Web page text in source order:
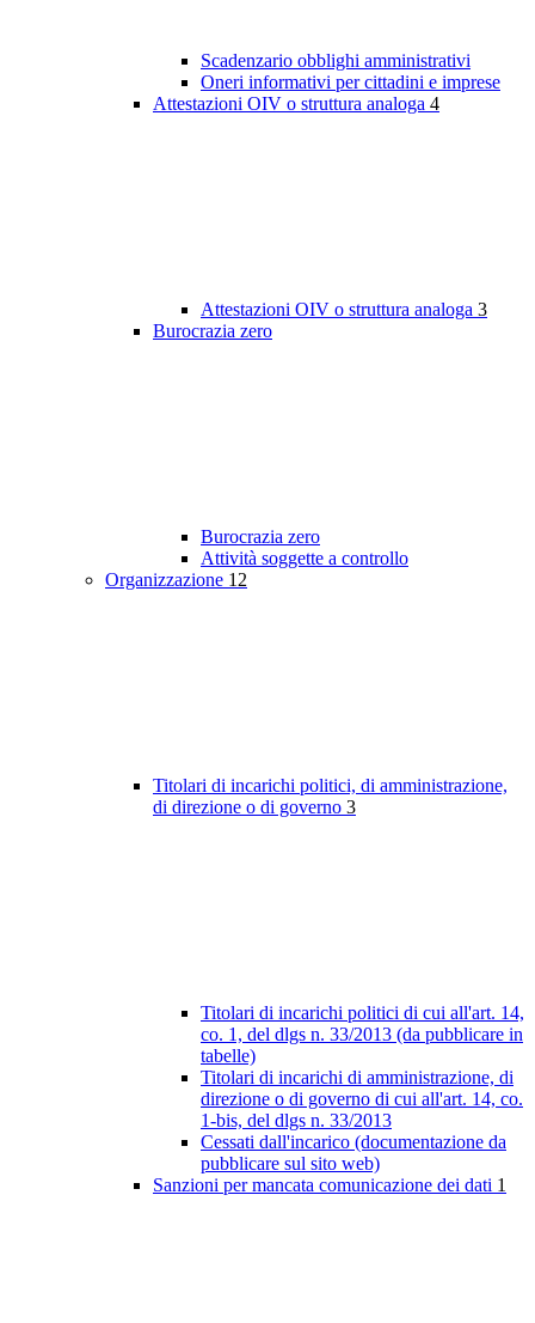
Scadenzario obblighi amministrativi
Oneri informativi per cittadini e imprese
Attestazioni OIV o struttura analoga 4
Attestazioni OIV o struttura analoga 3
Burocrazia zero
Burocrazia zero
Attività soggette a controllo
Organizzazione 12
Titolari di incarichi politici, di amministrazione,
di direzione o di governo 3
Titolari di incarichi politici di cui all'art. 14,
co. 1, del dlgs n. 33/2013 (da pubblicare in
tabelle)
Titolari di incarichi di amministrazione, di
direzione o di governo di cui all'art. 14, co.
1-bis, del dlgs n. 33/2013
Cessati dall'incarico (documentazione da
pubblicare sul sito web)
Sanzioni per mancata comunicazione dei dati 1